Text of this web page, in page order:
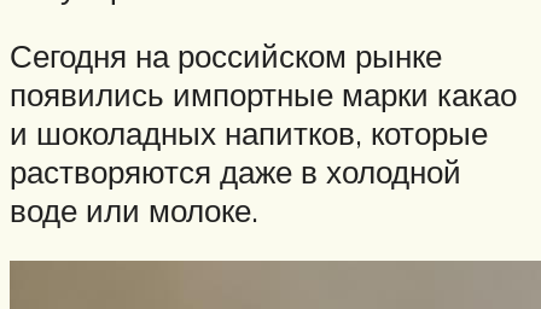
Сегодня на российском рынке
появились импортные марки какао
и шоколадных напитков, которые
растворяются даже в холодной
воде или молоке.